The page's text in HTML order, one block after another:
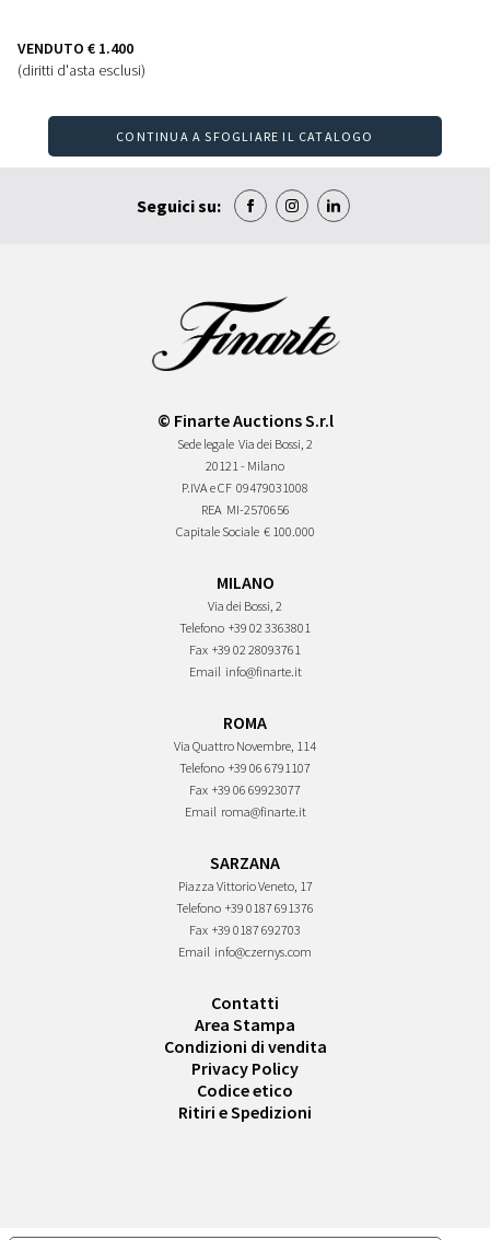
VENDUTO € 1.400
(diritti d'asta esclusi)
CONTINUA A SFOGLIARE IL CATALOGO
Seguici su:
© Finarte Auctions S.r.l
Sede legale Via dei Bossi, 2
20121 - Milano
P.IVA e CF 09479031008
REA MI-2570656
Capitale Sociale € 100.000
MILANO
Via dei Bossi, 2
Telefono +39 02 3363801
Fax +39 02 28093761
Email info@finarte.it
ROMA
Via Quattro Novembre, 114
Telefono +39 06 6791107
Fax +39 06 69923077
Email roma@finarte.it
SARZANA
Piazza Vittorio Veneto, 17
Telefono +39 0187 691376
Fax +39 0187 692703
Email info@czernys.com
Contatti
Area Stampa
Condizioni di vendita
Privacy Policy
Codice etico
Ritiri e Spedizioni